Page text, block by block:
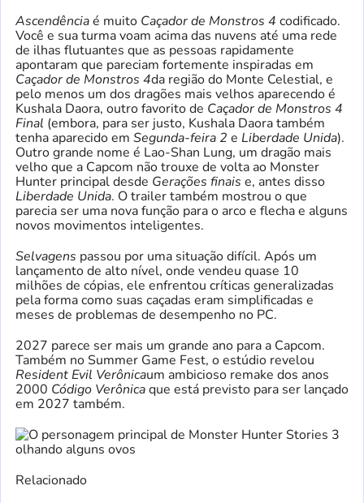
Ascendênciaé muito Caçador de Monstros 4 codificado.
Você e sua turma voam acima das nuvens até uma rede
de ilhas flutuantes que as pessoas rapidamente
apontaram que pareciam fortemente inspiradas em
Caçador de Monstros 4da região do Monte Celestial, e
pelo menos um dos dragões mais velhos aparecendo é
Kushala Daora, outro favorito de Caçador de Monstros 4
Final (embora, para ser justo, Kushala Daora também
tenha aparecido em Segunda-feira 2 e Liberdade Unida).
Outro grande nome é Lao-Shan Lung, um dragão mais
velho que a Capcom não trouxe de volta ao Monster
Hunter principal desde Gerações finais e, antes disso
Liberdade Unida. O trailer também mostrou o que
parecia ser uma nova função para o arco e flecha e alguns
novos movimentos inteligentes.
Selvagens passou por uma situação difícil. Após um
lançamento de alto nível, onde vendeu quase 10
milhões de cópias, ele enfrentou críticas generalizadas
pela forma como suas caçadas eram simplificadas e
meses de problemas de desempenho no PC.
2027 parece ser mais um grande ano para a Capcom.
Também no Summer Game Fest, o estúdio revelou
Resident Evil Verônicaum ambicioso remake dos anos
2000 Código Verônicaque está previsto para ser lançado
em 2027 também.
Relacionado